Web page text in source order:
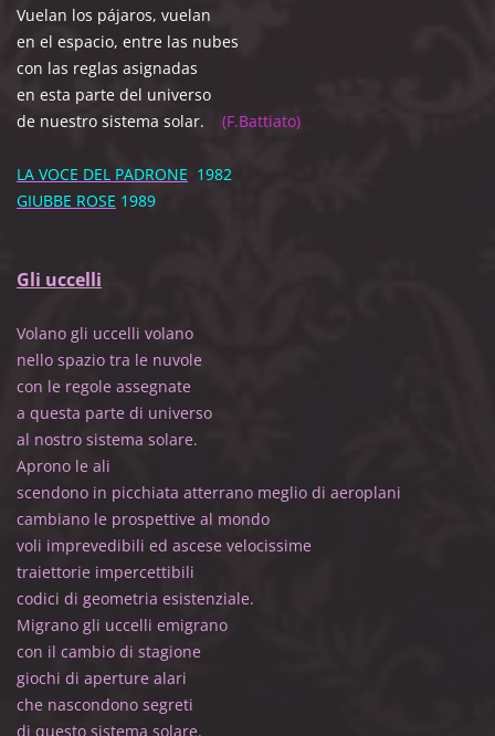
Vuelan los pájaros, vuelan
en el espacio, entre las nubes
con las reglas asignadas
en esta parte del universo
de nuestro sistema solar. (F.Battiato)
LA VOCE DEL PADRONE 1982
GIUBBE ROSE 1989
Gli uccelli
Volano gli uccelli volano
nello spazio tra le nuvole
con le regole assegnate
a questa parte di universo
al nostro sistema solare.
Aprono le ali
scendono in picchiata atterrano meglio di aeroplani
cambiano le prospettive al mondo
voli imprevedibili ed ascese velocissime
traiettorie impercettibili
codici di geometria esistenziale.
Migrano gli uccelli emigrano
con il cambio di stagione
giochi di aperture alari
che nascondono segreti
di questo sistema solare.